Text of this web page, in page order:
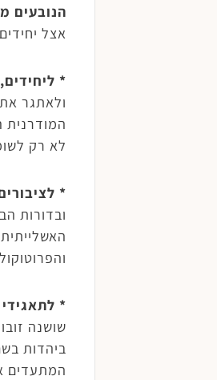
הנובעים
אצל
* ליחידים,
לא רק
*
ובדורות
* לתאגידי
שושנה
ביהדות
המתעדים